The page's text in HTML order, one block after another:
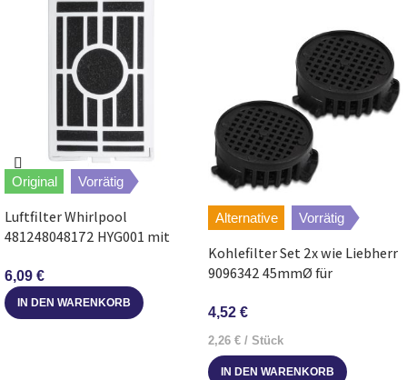
Original Vorrätig
Luftfilter Whirlpool
481248048172 HYG001 mit
Kühlschrank
6,09 €
IN DEN WARENKORB
Alternative Vorrätig
Kohlefilter Set 2x wie Liebherr
9096342 45mmØ für
4,52 €
2,26 € / Stück
IN DEN WARENKORB